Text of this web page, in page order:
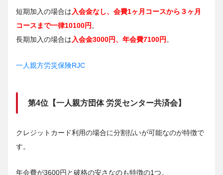
短期加入の場合は入会金なし、会費1ヶ月コースから３ヶ月
コースまで一律10100円 。
長期加入の場合は入会金3000円、年会費7100円 。
一人親方労災保険RJC
第4位【一人親方団体 労災センター共済会】
クレジットカード利用の場合に分割払いが可能なのが特徴で
す。
年会費が3600円と破格の安さなのも特徴の1つ。